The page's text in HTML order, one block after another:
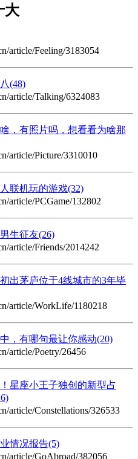
大
article/Feeling/3183054
(48)
article/Talking/6324083
，有照片吗，想看看为啥那
article/Picture/3310010
联机玩的游戏(32)
article/PCGame/132802
生征友(26)
article/Friends/2014242
初出茅庐位于4线城市的3年毕
article/WorkLife/1180218
，有哪句最让你感动(20)
article/Poetry/26456
！星座小王子独创的新型占
article/Constellations/326533
情况报告(5)
article/GoAbroad/382056